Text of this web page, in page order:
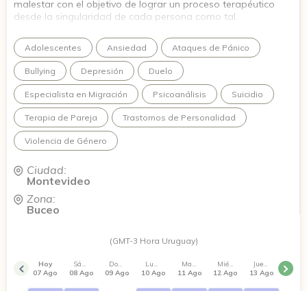
malestar con el objetivo de lograr un proceso terapéutico
desde la singularidad de cada persona como tal.
Adolescentes Ansiedad Ataques de Pánico
Bullying Depresión Duelo
Especialista en Migración Psicoanálisis Suicidio
Terapia de Pareja Trastornos de Personalidad
Violencia de Género
Ciudad:
Montevideo
Zona:
Buceo
(GMT-3 Hora Uruguay)
Hoy
07 Ago
Sábado
08 Ago
Domingo
09 Ago
Lunes
10 Ago
Martes
11 Ago
Miércoles
12 Ago
Jueves
13 Ago